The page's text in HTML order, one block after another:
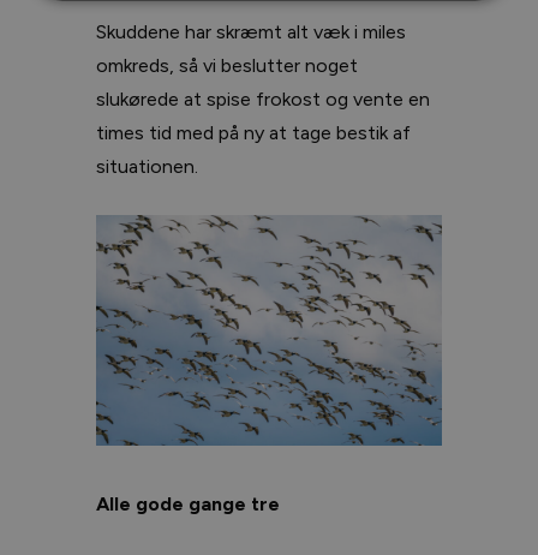
Skuddene har skræmt alt væk i miles
omkreds, så vi beslutter noget
slukørede at spise frokost og vente en
times tid med på ny at tage bestik af
situationen.
Alle gode gange tre